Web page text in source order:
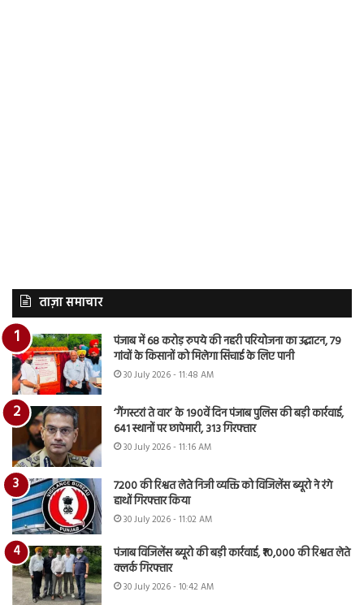
ताज़ा समाचार
पंजाब में 68 करोड़ रुपये की नहरी परियोजना का उद्घाटन, 79
गांवों के किसानों को मिलेगा सिंचाई के लिए पानी
30 July 2026 - 11:48 AM
‘गैंगस्टरां ते वार’ के 190वें दिन पंजाब पुलिस की बड़ी कार्रवाई,
641 स्थानों पर छापेमारी, 313 गिरफ्तार
30 July 2026 - 11:16 AM
7200 की रिश्वत लेते निजी व्यक्ति को विजिलेंस ब्यूरो ने रंगे
हाथों गिरफ्तार किया
30 July 2026 - 11:02 AM
पंजाब विजिलेंस ब्यूरो की बड़ी कार्रवाई, ₹10,000 की रिश्वत लेते
क्लर्क गिरफ्तार
30 July 2026 - 10:42 AM